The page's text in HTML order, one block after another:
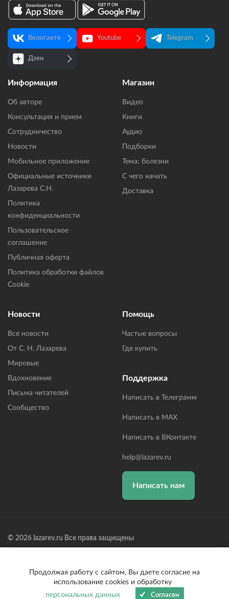
Вконтакте Youtube Telegram
Дзен
Информация
Об авторе
Консультация и прием
Сотрудничество
Новости
Мобильное приложение
Официальные источники
Лазарева С.Н.
Политика
конфиденциальности
Пользовательское
соглашение
Публичная оферта
Политика обработки файлов
Cookie
Магазин
Видео
Книги
Аудио
Подборки
Тема: болезни
С чего начать
Доставка
Новости
Все новости
От С. Н. Лазарева
Мировые
Вдохновение
Письма читателей
Сообщество
Помощь
Частые вопросы
Где купить
Поддержка
Написать в Телеграмм
Написать в MAX
Написать в ВКонтакте
help@lazarev.ru
Написать нам
© 2026 lazarev.ru Все права защищены
Банк: ОАО "АЛЬФА-БАНК" БИК: 044525593, К/С:
30101810200000000593
Продолжая работу с сайтом, Вы даете согласие на
использование cookies и обработку
персональных данных
Согласен